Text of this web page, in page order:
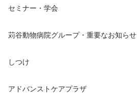
セミナー・学会
苅谷動物病院グループ・重要なお知らせ
しつけ
アドバンストケアプラザ